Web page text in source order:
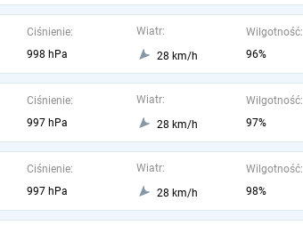
Ciśnienie:
998 hPa
Wiatr:
28 km/h
Wilgotność:
96%
Ciśnienie:
997 hPa
Wiatr:
28 km/h
Wilgotność:
97%
Ciśnienie:
997 hPa
Wiatr:
28 km/h
Wilgotność:
98%